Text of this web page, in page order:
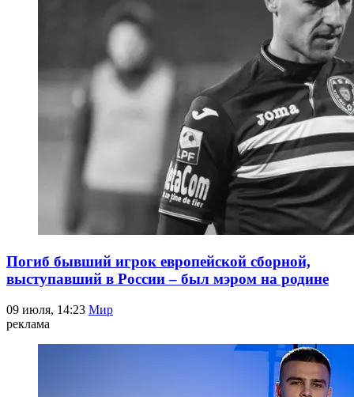
Погиб бывший игрок европейской сборной,
выступавший в России – был мэром на родине
09 июля, 14:23 Мир
реклама